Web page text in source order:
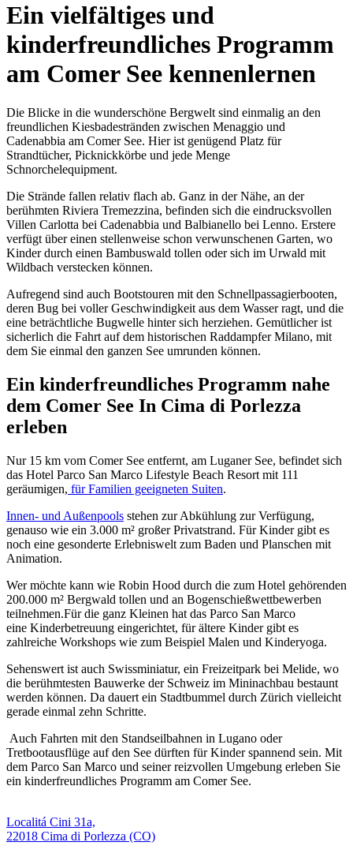
Ein vielfältiges und
kinderfreundliches Programm
am Comer See kennenlernen
Die Blicke in die wunderschöne Bergwelt sind einmalig an den
freundlichen Kiesbadestränden zwischen Menaggio und
Cadenabbia am Comer See. Hier ist genügend Platz für
Strandtücher, Picknickkörbe und jede Menge
Schnorchelequipment.
Die Strände fallen relativ flach ab. Ganz in der Nähe, an der
berühmten Riviera Tremezzina, befinden sich die eindrucksvollen
Villen Carlotta bei Cadenabbia und Balbianello bei Lenno. Erstere
verfügt über einen stellenweise schon verwunschenen Garten, wo
Kinder durch einen Bambuswald tollen oder sich im Urwald mit
Wildbach verstecken können.
Aufregend sind auch Bootstouren mit den Schnellpassagierbooten,
deren Bug bei voller Geschwindigkeit aus dem Wasser ragt, und die
eine beträchtliche Bugwelle hinter sich herziehen. Gemütlicher ist
sicherlich die Fahrt auf dem historischen Raddampfer Milano, mit
dem Sie einmal den ganzen See umrunden können.
Ein kinderfreundliches Programm nahe
dem Comer See In Cima di Porlezza
erleben
Nur 15 km vom Comer See entfernt, am Luganer See, befindet sich
das Hotel Parco San Marco Lifestyle Beach Resort mit 111
geräumigen, für Familien geeigneten Suiten.
Innen- und Außenpools stehen zur Abkühlung zur Verfügung,
genauso wie ein 3.000 m² großer Privatstrand. Für Kinder gibt es
noch eine gesonderte Erlebniswelt zum Baden und Planschen mit
Animation.
Wer möchte kann wie Robin Hood durch die zum Hotel gehörenden
200.000 m² Bergwald tollen und an Bogenschießwettbewerben
teilnehmen.Für die ganz Kleinen hat das Parco San Marco
eine Kinderbetreuung eingerichtet, für ältere Kinder gibt es
zahlreiche Workshops wie zum Beispiel Malen und Kinderyoga.
Sehenswert ist auch Swissminiatur, ein Freizeitpark bei Melide, wo
die berühmtesten Bauwerke der Schweiz im Mininachbau bestaunt
werden können. Da dauert ein Stadtbummel durch Zürich vielleicht
gerade einmal zehn Schritte.
Auch Fahrten mit den Standseilbahnen in Lugano oder
Tretbootausflüge auf den See dürften für Kinder spannend sein. Mit
dem Parco San Marco und seiner reizvollen Umgebung erleben Sie
ein kinderfreundliches Programm am Comer See.
Localitá Cini 31a,
22018 Cima di Porlezza (CO)